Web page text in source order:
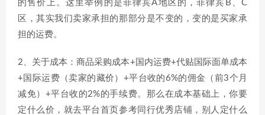
的售价上。这里举例的是菲律宾A地区的，菲律宾B、C
区，其实我们卖家承担的那部分是不变的，变的是买家承
担的运费。
2、关于成本：商品采购成本+国内运费+代贴国际面单成本
+国际运费（卖家的藏价）+平台收的6%的佣金（前3个月
减免）+平台收的2%的手续费。那么在成本基础上，你要
定什么价，就去平台首页参考同行优秀店铺，别人定什么